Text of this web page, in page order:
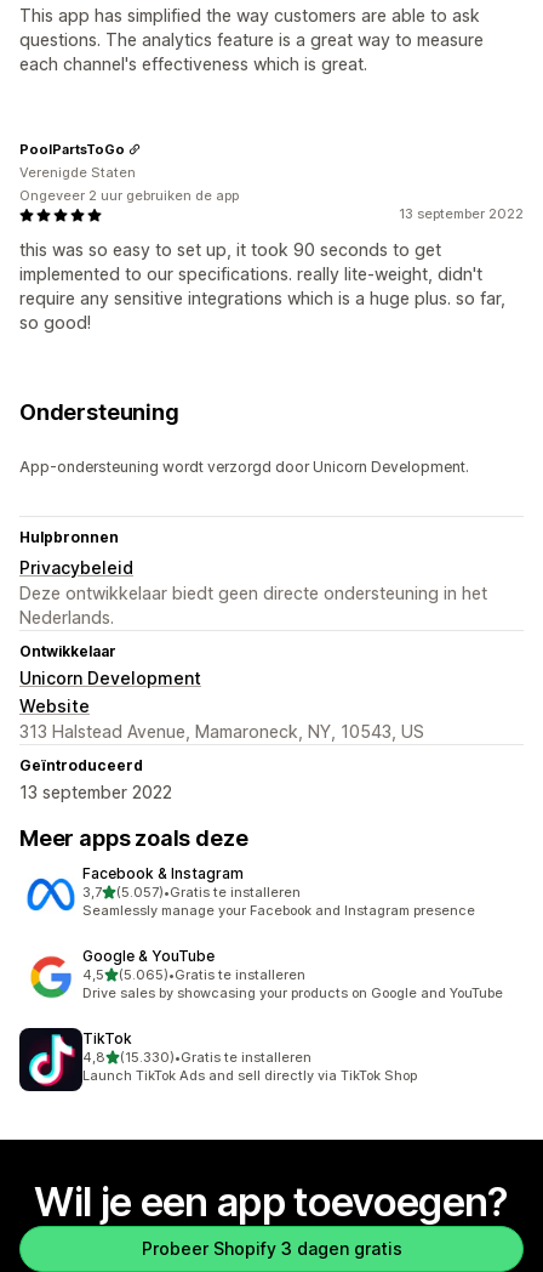
This app has simplified the way customers are able to ask
questions. The analytics feature is a great way to measure
each channel's effectiveness which is great.
13 september 2022
this was so easy to set up, it took 90 seconds to get
implemented to our specifications. really lite-weight, didn't
require any sensitive integrations which is a huge plus. so far,
so good!
PoolPartsToGo
Verenigde Staten
Ongeveer 2 uur gebruiken de app
Ondersteuning
App-ondersteuning wordt verzorgd door Unicorn Development.
Hulpbronnen
Privacybeleid
Deze ontwikkelaar biedt geen directe ondersteuning in het
Nederlands.
Ontwikkelaar
Unicorn Development
Website
313 Halstead Avenue, Mamaroneck, NY, 10543, US
Geïntroduceerd
13 september 2022
Meer apps zoals deze
Facebook & Instagram
3,7van 5 sterren
(5.057)
5057 recensies in totaal
•Gratis te installeren
Seamlessly manage your Facebook and Instagram presence
Google & YouTube
4,5van 5 sterren
(5.065)
5065 recensies in totaal
•Gratis te installeren
Drive sales by showcasing your products on Google and YouTube
TikTok
4,8van 5 sterren
(15.330)
15330 recensies in totaal
•Gratis te installeren
Launch TikTok Ads and sell directly via TikTok Shop
Wil je een app toevoegen?
Probeer Shopify 3 dagen gratis